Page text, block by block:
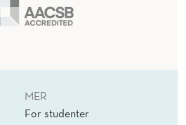
MER
For studenter